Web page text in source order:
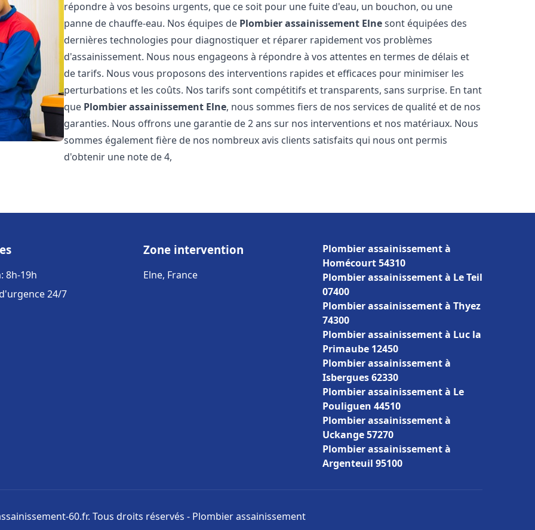
répondre à vos besoins urgents, que ce soit pour une fuite d'eau, un bouchon, ou une
panne de chauffe-eau. Nos équipes de Plombier assainissement Elnesont équipées des
dernières technologies pour diagnostiquer et réparer rapidement vos problèmes
d'assainissement. Nous nous engageons à répondre à vos attentes en termes de délais et
de tarifs. Nous vous proposons des interventions rapides et efficaces pour minimiser les
perturbations et les coûts. Nos tarifs sont compétitifs et transparents, sans surprise. En tant
que Plombier assainissement Elne, nous sommes fiers de nos services de qualité et de nos
garanties. Nous offrons une garantie de 2 ans sur nos interventions et nos matériaux. Nous
sommes également fière de nos nombreux avis clients satisfaits qui nous ont permis
d'obtenir une note de 4,
8h-19h
24/7
Zone intervention
Elne, France
Plombier assainissement à
Homécourt 54310
Plombier assainissement à Le Teil
07400
Plombier assainissement à Thyez
74300
Plombier assainissement à Luc la
Primaube 12450
Plombier assainissement à
Isbergues 62330
Plombier assainissement à Le
Pouliguen 44510
Plombier assainissement à
Uckange 57270
Plombier assainissement à
Argenteuil 95100
60.fr. Tous droits réservés - Plombier assainissement